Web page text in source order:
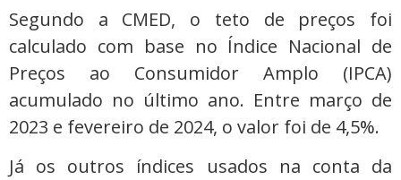
Segundo a CMED, o teto de preços foi
calculado com base no Índice Nacional de
Preços ao Consumidor Amplo (IPCA)
acumulado no último ano. Entre março de
2023 e fevereiro de 2024, o valor foi de 4,5%.
Já os outros índices usados na conta da